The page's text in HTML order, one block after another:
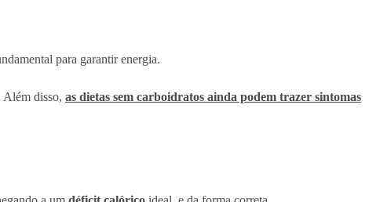
para garantir energia.
Além disso, as dietas sem carboidratos ainda podem trazer sintomas